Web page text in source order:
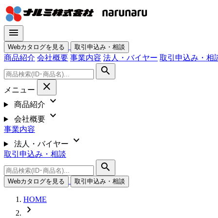
menu
Webカタログを見る 取引申込み・相談
商品紹介 会社概要 事業内容 法人・バイヤー 取引申込み・相
search
メニュー close
商品紹介 expand_more
会社概要 expand_more
事業内容
法人・バイヤー
expand_more
取引申込み・相談
search
Webカタログを見る 取引申込み・相談
HOME
chevron_right